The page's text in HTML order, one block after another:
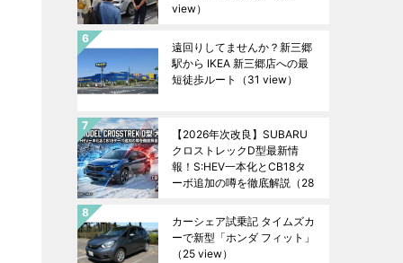
view）
遠回りしてませんか？新三郷
駅から IKEA 新三郷店への最
短徒歩ルート
（31 view）
【2026年次改良】SUBARU
クロストレックD型最新情
報！S:HEV一本化とCB18タ
ーボ追加の噂を徹底解説 （28
カーシェア試乗記 タイムズカ
ーで新型「ホンダ フィット」
（25 view）